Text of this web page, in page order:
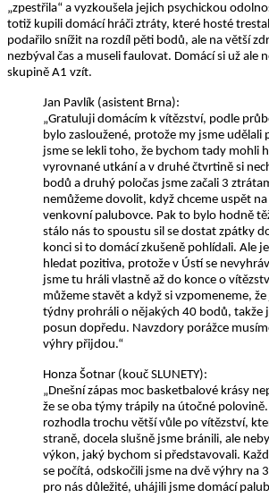
„zpestřila“ a vyzkoušela jejich psychickou
totiž kupili domácí hráči ztráty, které hosté
podařilo snížit na rozdíl pěti bodů, ale na větší
nezbýval čas a museli faulovat. Domácí si už ale
skupině A1 vzít.
Jan Pavlík (asistent Brna):
„Gratuluji domácím k vítězství, podle
bylo zasloužené, protože my jsme udělali
jsme se lekli toho, že bychom tady mohli
vyrovnané utkání a v druhé čtvrtině si
bodů a druhý poločas jsme začali 3
nemůžeme dovolit, když chceme uspět
venkovní palubovce. Pak to bylo hodně
stálo nás to spoustu sil se dostat zpátky
konci si to domácí zkušeně pohlídali. Ale
hledat pozitiva, protože v Ústí se
jsme tu hráli vlastně až do konce o
můžeme stavět a když si vzpomeneme,
týdny prohráli o nějakých 40 bodů, takže
posun dopředu. Navzdory porážce
výhry přijdou.“
Honza Šotnar (kouč SLUNETY):
„Dnešní zápas moc basketbalové krásy
že se oba týmy trápily na útočné
rozhodla trochu větší vůle po vítězství,
straně, docela slušně jsme bránili, ale
výkon, jaký bychom si představovali.
se počítá, odskočili jsme na dvě výhry na
pro nás důležité, uhájili jsme domácí